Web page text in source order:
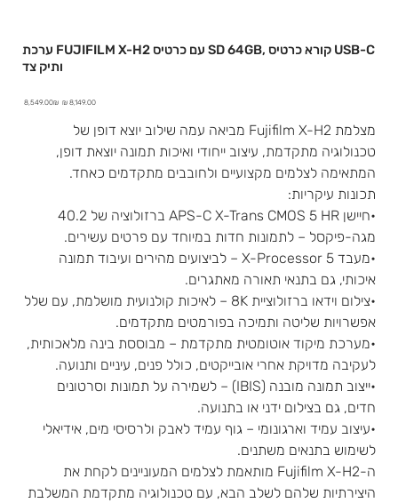
ערכת FUJIFILM X-H2 עם כרטיס SD 64GB, קורא כרטיס USB-C
ותיק צד
מחיר
‏8,549.00 ‏₪ מחיר
‏8,149.00 ‏₪
מצלמת Fujifilm X-H2 מביאה עמה שילוב יוצא דופן של
טכנולוגיה מתקדמת, עיצוב ייחודי ואיכות תמונה יוצאת דופן,
המתאימה לצלמים מקצועיים ולחובבים מתקדמים כאחד.
תכונות עיקריות:
•חיישן APS-C X-Trans CMOS 5 HR ברזולוציה של 40.2
מגה-פיקסל – לתמונות חדות במיוחד עם פרטים עשירים.
•מעבד X-Processor 5 – לביצועים מהירים ועיבוד תמונה
איכותי, גם בתנאי תאורה מאתגרים.
•צילום וידאו ברזולוציית 8K – לאיכות קולנועית מושלמת, עם שלל
אפשרויות שליטה ותמיכה בפורמטים מתקדמים.
•מערכת מיקוד אוטומטית מתקדמת – מבוססת בינה מלאכותית,
לעקיבה מדויקת אחרי אובייקטים, כולל פנים, עיניים ותנועה.
•ייצוב תמונה מובנה (IBIS) – לשמירה על תמונות וסרטונים
חדים, גם בצילום ידני או בתנועה.
•עיצוב עמיד וארגונומי – גוף עמיד לאבק ולרסיסי מים, אידיאלי
לשימוש בתנאים משתנים.
ה-Fujifilm X-H2 מותאמת לצלמים המעוניינים לקחת את
היצירתיות שלהם לשלב הבא, עם טכנולוגיה מתקדמת המשלבת